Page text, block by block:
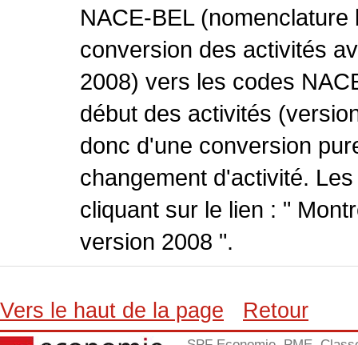
NACE-BEL
conversion des activités
2008) vers les codes
début des activités
donc d'une conversion
changement d'activité.
cliquant sur le lien : "
version 2008 ".
Vers le haut de la page Retour